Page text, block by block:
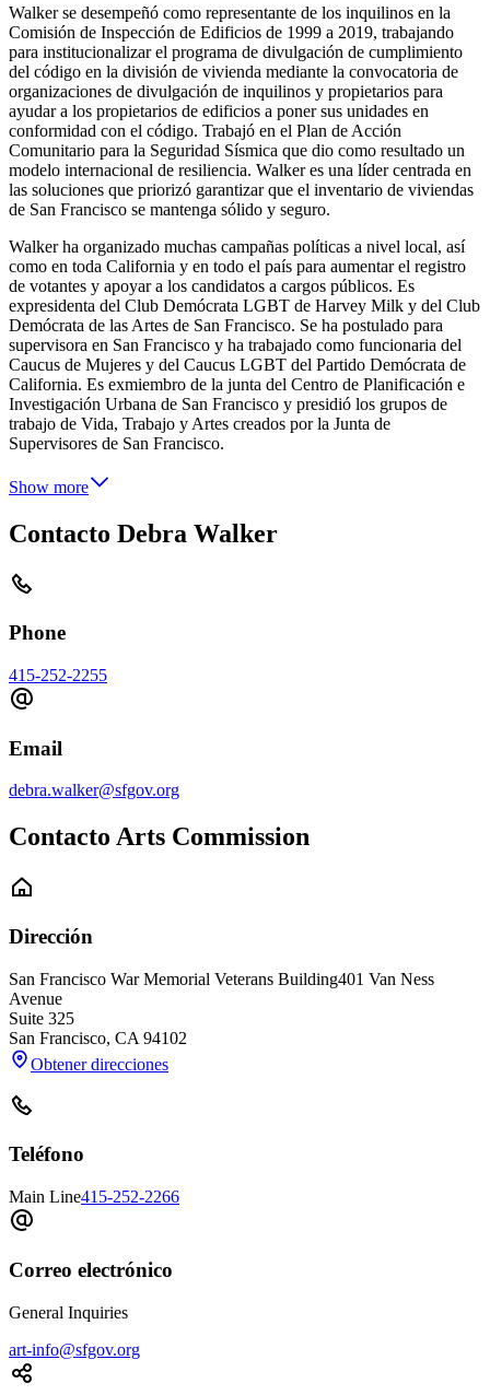
Walker se desempeñó como representante de los inquilinos en la
Comisión de Inspección de Edificios de 1999 a 2019, trabajando
para institucionalizar el programa de divulgación de cumplimiento
del código en la división de vivienda mediante la convocatoria de
organizaciones de divulgación de inquilinos y propietarios para
ayudar a los propietarios de edificios a poner sus unidades en
conformidad con el código. Trabajó en el Plan de Acción
Comunitario para la Seguridad Sísmica que dio como resultado un
modelo internacional de resiliencia. Walker es una líder centrada en
las soluciones que priorizó garantizar que el inventario de viviendas
de San Francisco se mantenga sólido y seguro.
Walker ha organizado muchas campañas políticas a nivel local, así
como en toda California y en todo el país para aumentar el registro
de votantes y apoyar a los candidatos a cargos públicos. Es
expresidenta del Club Demócrata LGBT de Harvey Milk y del Club
Demócrata de las Artes de San Francisco. Se ha postulado para
supervisora en San Francisco y ha trabajado como funcionaria del
Caucus de Mujeres y del Caucus LGBT del Partido Demócrata de
California. Es exmiembro de la junta del Centro de Planificación e
Investigación Urbana de San Francisco y presidió los grupos de
trabajo de Vida, Trabajo y Artes creados por la Junta de
Supervisores de San Francisco.
Show more
Contacto Debra Walker
Phone
415-252-2255
Email
debra.walker@sfgov.org
Contacto Arts Commission
Dirección
San Francisco War Memorial Veterans Building401 Van Ness
Avenue
Suite 325
San Francisco, CA 94102
Obtener direcciones
Teléfono
Main Line415-252-2266
Correo electrónico
General Inquiries
art-info@sfgov.org